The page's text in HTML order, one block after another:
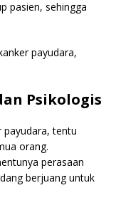
pasien, sehingga
payudara,
Psikologis
payudara, tentu
orang.
perasaan
berjuang untuk